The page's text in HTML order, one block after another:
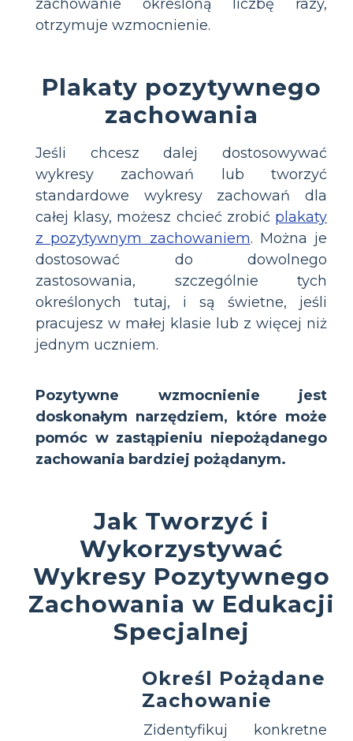
zachowanie określoną liczbę razy,
otrzymuje wzmocnienie.
Plakaty pozytywnego
zachowania
Jeśli chcesz dalej dostosowywać
wykresy zachowań lub tworzyć
standardowe wykresy zachowań dla
całej klasy, możesz chcieć zrobić plakaty
z pozytywnym zachowaniem. Można je
dostosować do dowolnego
zastosowania, szczególnie tych
określonych tutaj, i są świetne, jeśli
pracujesz w małej klasie lub z więcej niż
jednym uczniem.
Pozytywne wzmocnienie jest
doskonałym narzędziem, które może
pomóc w zastąpieniu niepożądanego
zachowania bardziej pożądanym.
Jak Tworzyć i
Wykorzystywać
Wykresy Pozytywnego
Zachowania w Edukacji
Specjalnej
Określ Pożądane
Zachowanie
Zidentyfikuj konkretne